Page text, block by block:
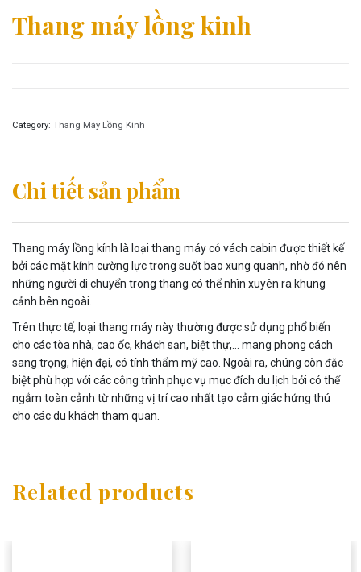
Thang máy lồng kinh
Category: Thang Máy Lồng Kính
Chi tiết sản phẩm
Thang máy lồng kính là loại thang máy có vách cabin được thiết kế
bởi các mặt kính cường lực trong suốt bao xung quanh, nhờ đó nên
những người di chuyển trong thang có thể nhìn xuyên ra khung
cảnh bên ngoài.
Trên thực tế, loại thang máy này thường được sử dụng phổ biến
cho các tòa nhà, cao ốc, khách sạn, biệt thự,… mang phong cách
sang trọng, hiện đại, có tính thẩm mỹ cao. Ngoài ra, chúng còn đặc
biệt phù hợp với các công trình phục vụ mục đích du lịch bởi có thể
ngắm toàn cảnh từ những vị trí cao nhất tạo cảm giác hứng thú
cho các du khách tham quan.
Related products